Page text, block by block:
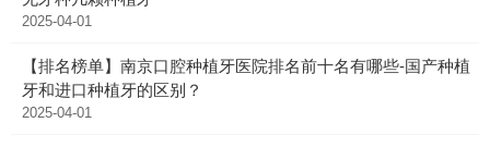
2025-04-01
【排名榜单】南京口腔种植牙医院排名前十名有哪些-国产种植
牙和进口种植牙的区别？
2025-04-01